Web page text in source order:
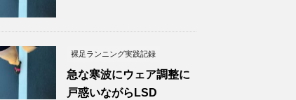
裸足ランニング実践記録
急な寒波にウェア調整に
戸惑いながらLSD